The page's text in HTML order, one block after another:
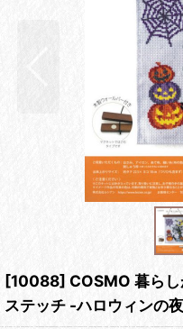
[10088] COSMO 暮らし
ステッチ -ハロウィンの